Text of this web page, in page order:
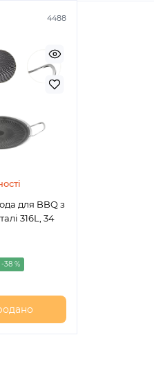
4488
для BBQ з
316L, 34
-38 %